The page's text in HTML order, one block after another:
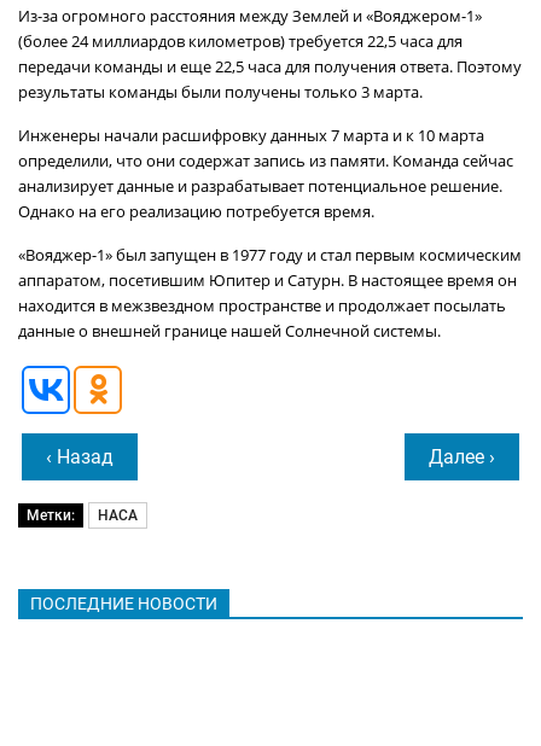
Из-за огромного расстояния между Землей и «Вояджером-1»
(более 24 миллиардов километров) требуется 22,5 часа для
передачи команды и еще 22,5 часа для получения ответа. Поэтому
результаты команды были получены только 3 марта.
Инженеры начали расшифровку данных 7 марта и к 10 марта
определили, что они содержат запись из памяти. Команда сейчас
анализирует данные и разрабатывает потенциальное решение.
Однако на его реализацию потребуется время.
«Вояджер-1» был запущен в 1977 году и стал первым космическим
аппаратом, посетившим Юпитер и Сатурн. В настоящее время он
находится в межзвездном пространстве и продолжает посылать
данные о внешней границе нашей Солнечной системы.
‹ Назад Далее ›
Метки: НАСА
ПОСЛЕДНИЕ НОВОСТИ